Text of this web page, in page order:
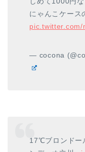
にゃんこケース
pic.twitter.com/
— cocona
17℃ブロンドー